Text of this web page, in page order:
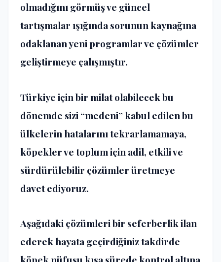
olmadığını görmüş ve güncel
tartışmalar ışığında sorunun kaynağına
odaklanan yeni programlar ve çözümler
geliştirmeye çalışmıştır.
Türkiye için bir milat olabilecek bu
dönemde sizi “medeni” kabul edilen bu
ülkelerin hatalarını tekrarlamamaya,
köpekler ve toplum için adil, etkili ve
sürdürülebilir çözümler üretmeye
davet ediyoruz.
Aşağıdaki çözümleri bir seferberlik ilan
ederek hayata geçirdiğiniz takdirde